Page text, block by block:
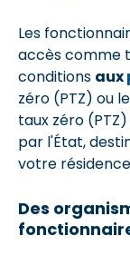
Les
accès comme
conditions aux
zéro (PTZ) ou
taux zéro
par l'État,
votre
Des